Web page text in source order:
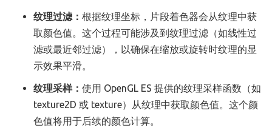
纹理过滤： 根据纹理坐标，片段着色器会从纹理中获
取颜色值。这个过程可能涉及到纹理过滤（如线性过
滤或最近邻过滤），以确保在缩放或旋转时纹理的显
示效果平滑。
纹理采样： 使用 OpenGL ES 提供的纹理采样函数（如
texture2D 或 texture）从纹理中获取颜色值。这个颜
色值将用于后续的颜色计算。